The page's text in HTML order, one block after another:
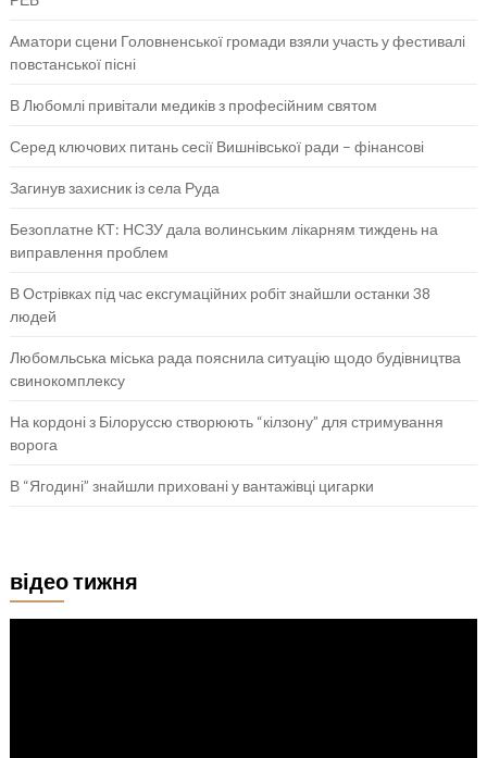
Аматори сцени Головненської громади взяли участь у фестивалі
повстанської пісні
В Любомлі привітали медиків з професійним святом
Серед ключових питань сесії Вишнівської ради – фінансові
Загинув захисник із села Руда
Безоплатне КТ: НСЗУ дала волинським лікарням тиждень на
виправлення проблем
В Острівках під час ексгумаційних робіт знайшли останки 38
людей
Любомльська міська рада пояснила ситуацію щодо будівництва
свинокомплексу
На кордоні з Білоруссю створюють “кілзону” для стримування
ворога
В “Ягодині” знайшли приховані у вантажівці цигарки
відео тижня